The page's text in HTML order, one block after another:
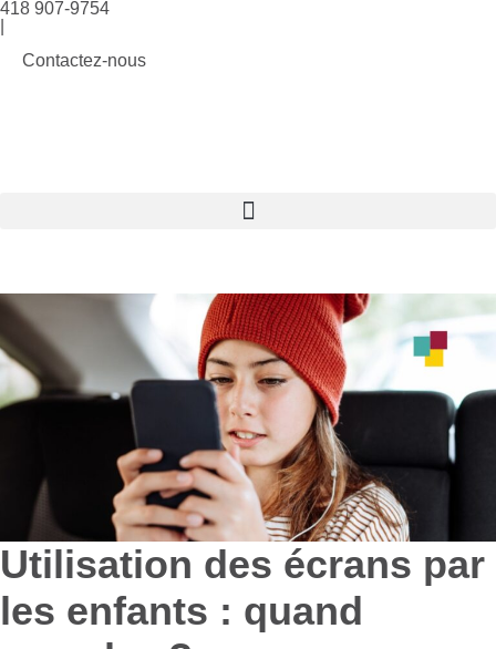
418 907-9754
Contactez-nous
Utilisation des écrans par
les enfants : quand